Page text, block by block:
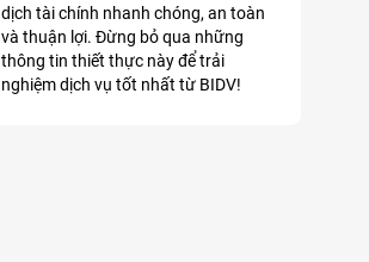
dịch tài chính nhanh chóng, an toàn
và thuận lợi. Đừng bỏ qua những
thông tin thiết thực này để trải
nghiệm dịch vụ tốt nhất từ BIDV!